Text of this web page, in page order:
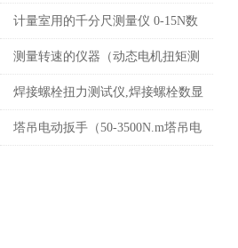
家
上海
计量室用的千分尺测量仪 0-15N数
显千分尺量仪测力计价格
测量转速的仪器（动态电机扭矩测
量仪）生产厂家
焊接螺栓扭力测试仪,焊接螺栓数显
扭力测试仪品牌
塔吊电动扳手（50-3500N.m塔吊电